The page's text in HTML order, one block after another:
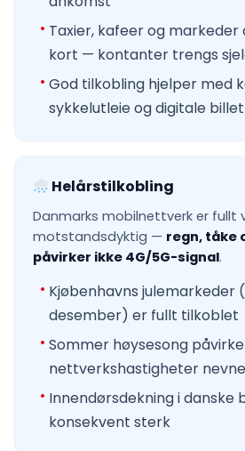
Taxier, kafeer og
kort — kontanter trengs
God tilkobling hjelper med
sykkelutleie og digitale
Helårstilkobling
Danmarks mobilnettverk er fullt
motstandsdyktig — regn, tåke
påvirker ikke 4G/5G-signal.
Kjøbenhavns julemarkeder
desember) er fullt tilkoblet
Sommer høysesong
nettverkshastigheter
Innendørsdekning i danske
konsekvent sterk